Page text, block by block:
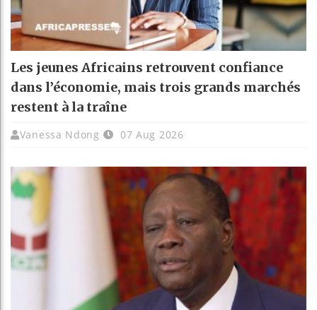
Les jeunes Africains retrouvent confiance
dans l’économie, mais trois grands marchés
restent à la traîne
Vanessa Ndong 07 Aug 2026